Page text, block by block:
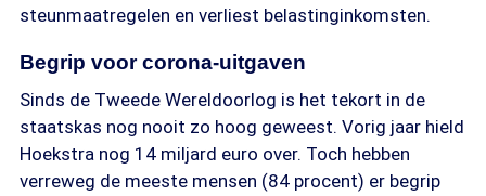
steunmaatregelen en verliest belastinginkomsten.
Begrip voor corona-uitgaven
Sinds de Tweede Wereldoorlog is het tekort in de
staatskas nog nooit zo hoog geweest. Vorig jaar hield
Hoekstra nog 14 miljard euro over. Toch hebben
verreweg de meeste mensen (84 procent) er begrip